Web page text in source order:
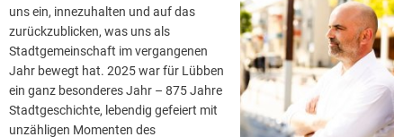
uns ein, innezuhalten und auf das
zurückzublicken, was uns als
Stadtgemeinschaft im vergangenen
Jahr bewegt hat. 2025 war für Lübben
ein ganz besonderes Jahr – 875 Jahre
Stadtgeschichte, lebendig gefeiert mit
unzähligen Momenten des